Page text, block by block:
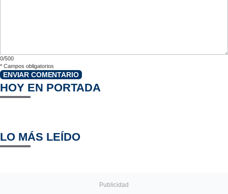
0/500
* Campos obligatorios
ENVIAR COMENTARIO
HOY EN PORTADA
LO MÁS LEÍDO